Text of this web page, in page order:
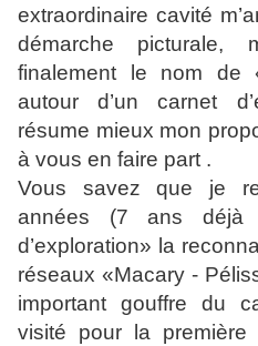
extraordinaire cavité
démarche
finalement le nom de
autour d’un carnet
résume mieux mon
à vous en faire part .
Vous savez que je
années (7 ans
d’exploration» la
réseaux «Macary -
important gouffre du
visité pour la